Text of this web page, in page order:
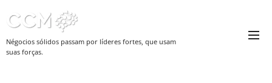
Négocios sólidos passam por líderes fortes, que usam
suas forças.